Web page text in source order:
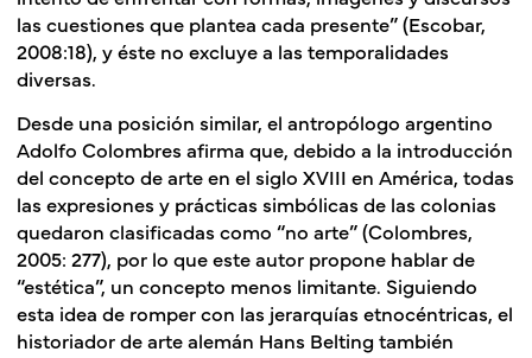
las cuestiones que plantea cada presente” (Es­cobar,
2008:18), y éste no excluye a las temporalidades
diversas.
Desde una posición similar, el antropólogo argentino
Adolfo Colombres afirma que, debido a la introducción
del concepto de arte en el siglo XVIII en América, todas
las expresiones y prácticas simbólicas de las colonias
quedaron clasificadas como “no arte” (Colombres,
2005: 277), por lo que este autor propone hablar de
“estética”, un concepto menos limitante. Siguiendo
esta idea de romper con las jerarquías etnocéntricas, el
historiador de arte alemán Hans Belting también